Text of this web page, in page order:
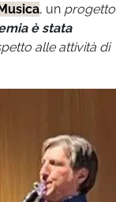
, un progetto
è stata
alle attività di